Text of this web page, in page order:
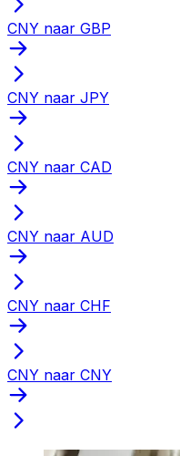
CNY naar GBP
CNY naar JPY
CNY naar CAD
CNY naar AUD
CNY naar CHF
CNY naar CNY